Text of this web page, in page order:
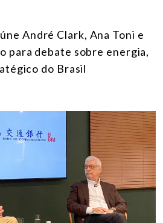
André Clark, Ana Toni e
para debate sobre energia,
do Brasil